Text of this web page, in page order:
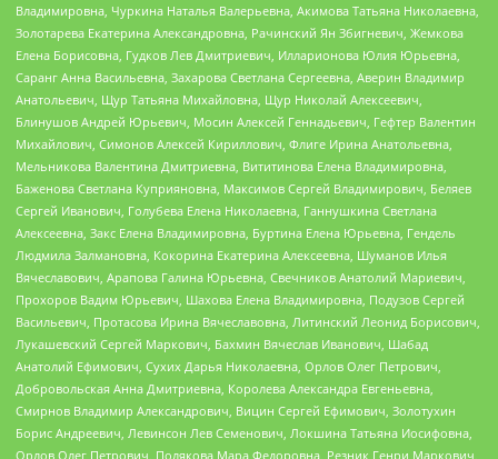
Владимировна, Чуркина Наталья Валерьевна, Акимова Татьяна Николаевна,
Золотарева Екатерина Александровна, Рачинский Ян Збигневич, Жемкова
Елена Борисовна, Гудков Лев Дмитриевич, Илларионова Юлия Юрьевна,
Саранг Анна Васильевна, Захарова Светлана Сергеевна, Аверин Владимир
Анатольевич, Щур Татьяна Михайловна, Щур Николай Алексеевич,
Блинушов Андрей Юрьевич, Мосин Алексей Геннадьевич, Гефтер Валентин
Михайлович, Симонов Алексей Кириллович, Флиге Ирина Анатольевна,
Мельникова Валентина Дмитриевна, Вититинова Елена Владимировна,
Баженова Светлана Куприяновна, Максимов Сергей Владимирович, Беляев
Сергей Иванович, Голубева Елена Николаевна, Ганнушкина Светлана
Алексеевна, Закс Елена Владимировна, Буртина Елена Юрьевна, Гендель
Людмила Залмановна, Кокорина Екатерина Алексеевна, Шуманов Илья
Вячеславович, Арапова Галина Юрьевна, Свечников Анатолий Мариевич,
Прохоров Вадим Юрьевич, Шахова Елена Владимировна, Подузов Сергей
Васильевич, Протасова Ирина Вячеславовна, Литинский Леонид Борисович,
Лукашевский Сергей Маркович, Бахмин Вячеслав Иванович, Шабад
Анатолий Ефимович, Сухих Дарья Николаевна, Орлов Олег Петрович,
Добровольская Анна Дмитриевна, Королева Александра Евгеньевна,
Смирнов Владимир Александрович, Вицин Сергей Ефимович, Золотухин
Борис Андреевич, Левинсон Лев Семенович, Локшина Татьяна Иосифовна,
Орлов Олег Петрович, Полякова Мара Федоровна, Резник Генри Маркович,